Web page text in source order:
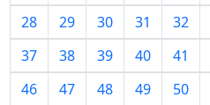
28
29 30 31 32
37
38 39 40 41
46
47 48 49 50